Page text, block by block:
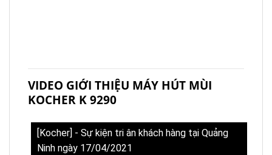
VIDEO GIỚI THIỆU MÁY HÚT MÙI
KOCHER K 9290
[Kocher] - Sự kiện tri ân khách hàng tại Quảng
Ninh ngày 17/04/2021